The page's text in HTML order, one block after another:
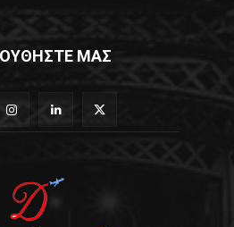
ΜΑΣ